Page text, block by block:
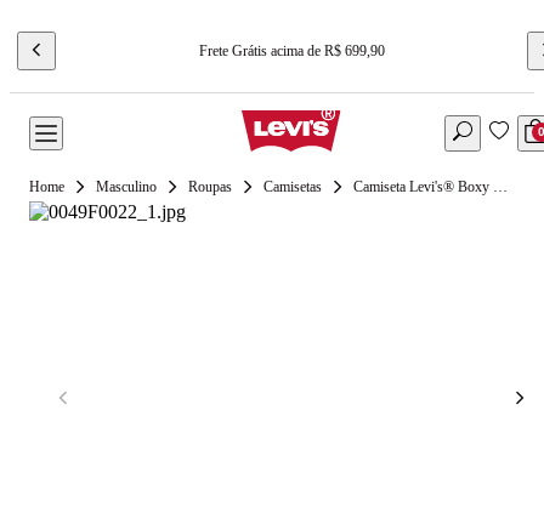
Frete Grátis acima de R$ 699,90
0
Masculino Roupas Camisetas Camiseta Levi's® Boxy Rosa